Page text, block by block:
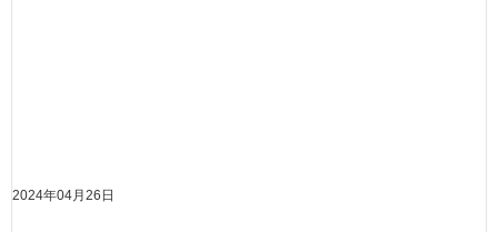
2024年04月26日